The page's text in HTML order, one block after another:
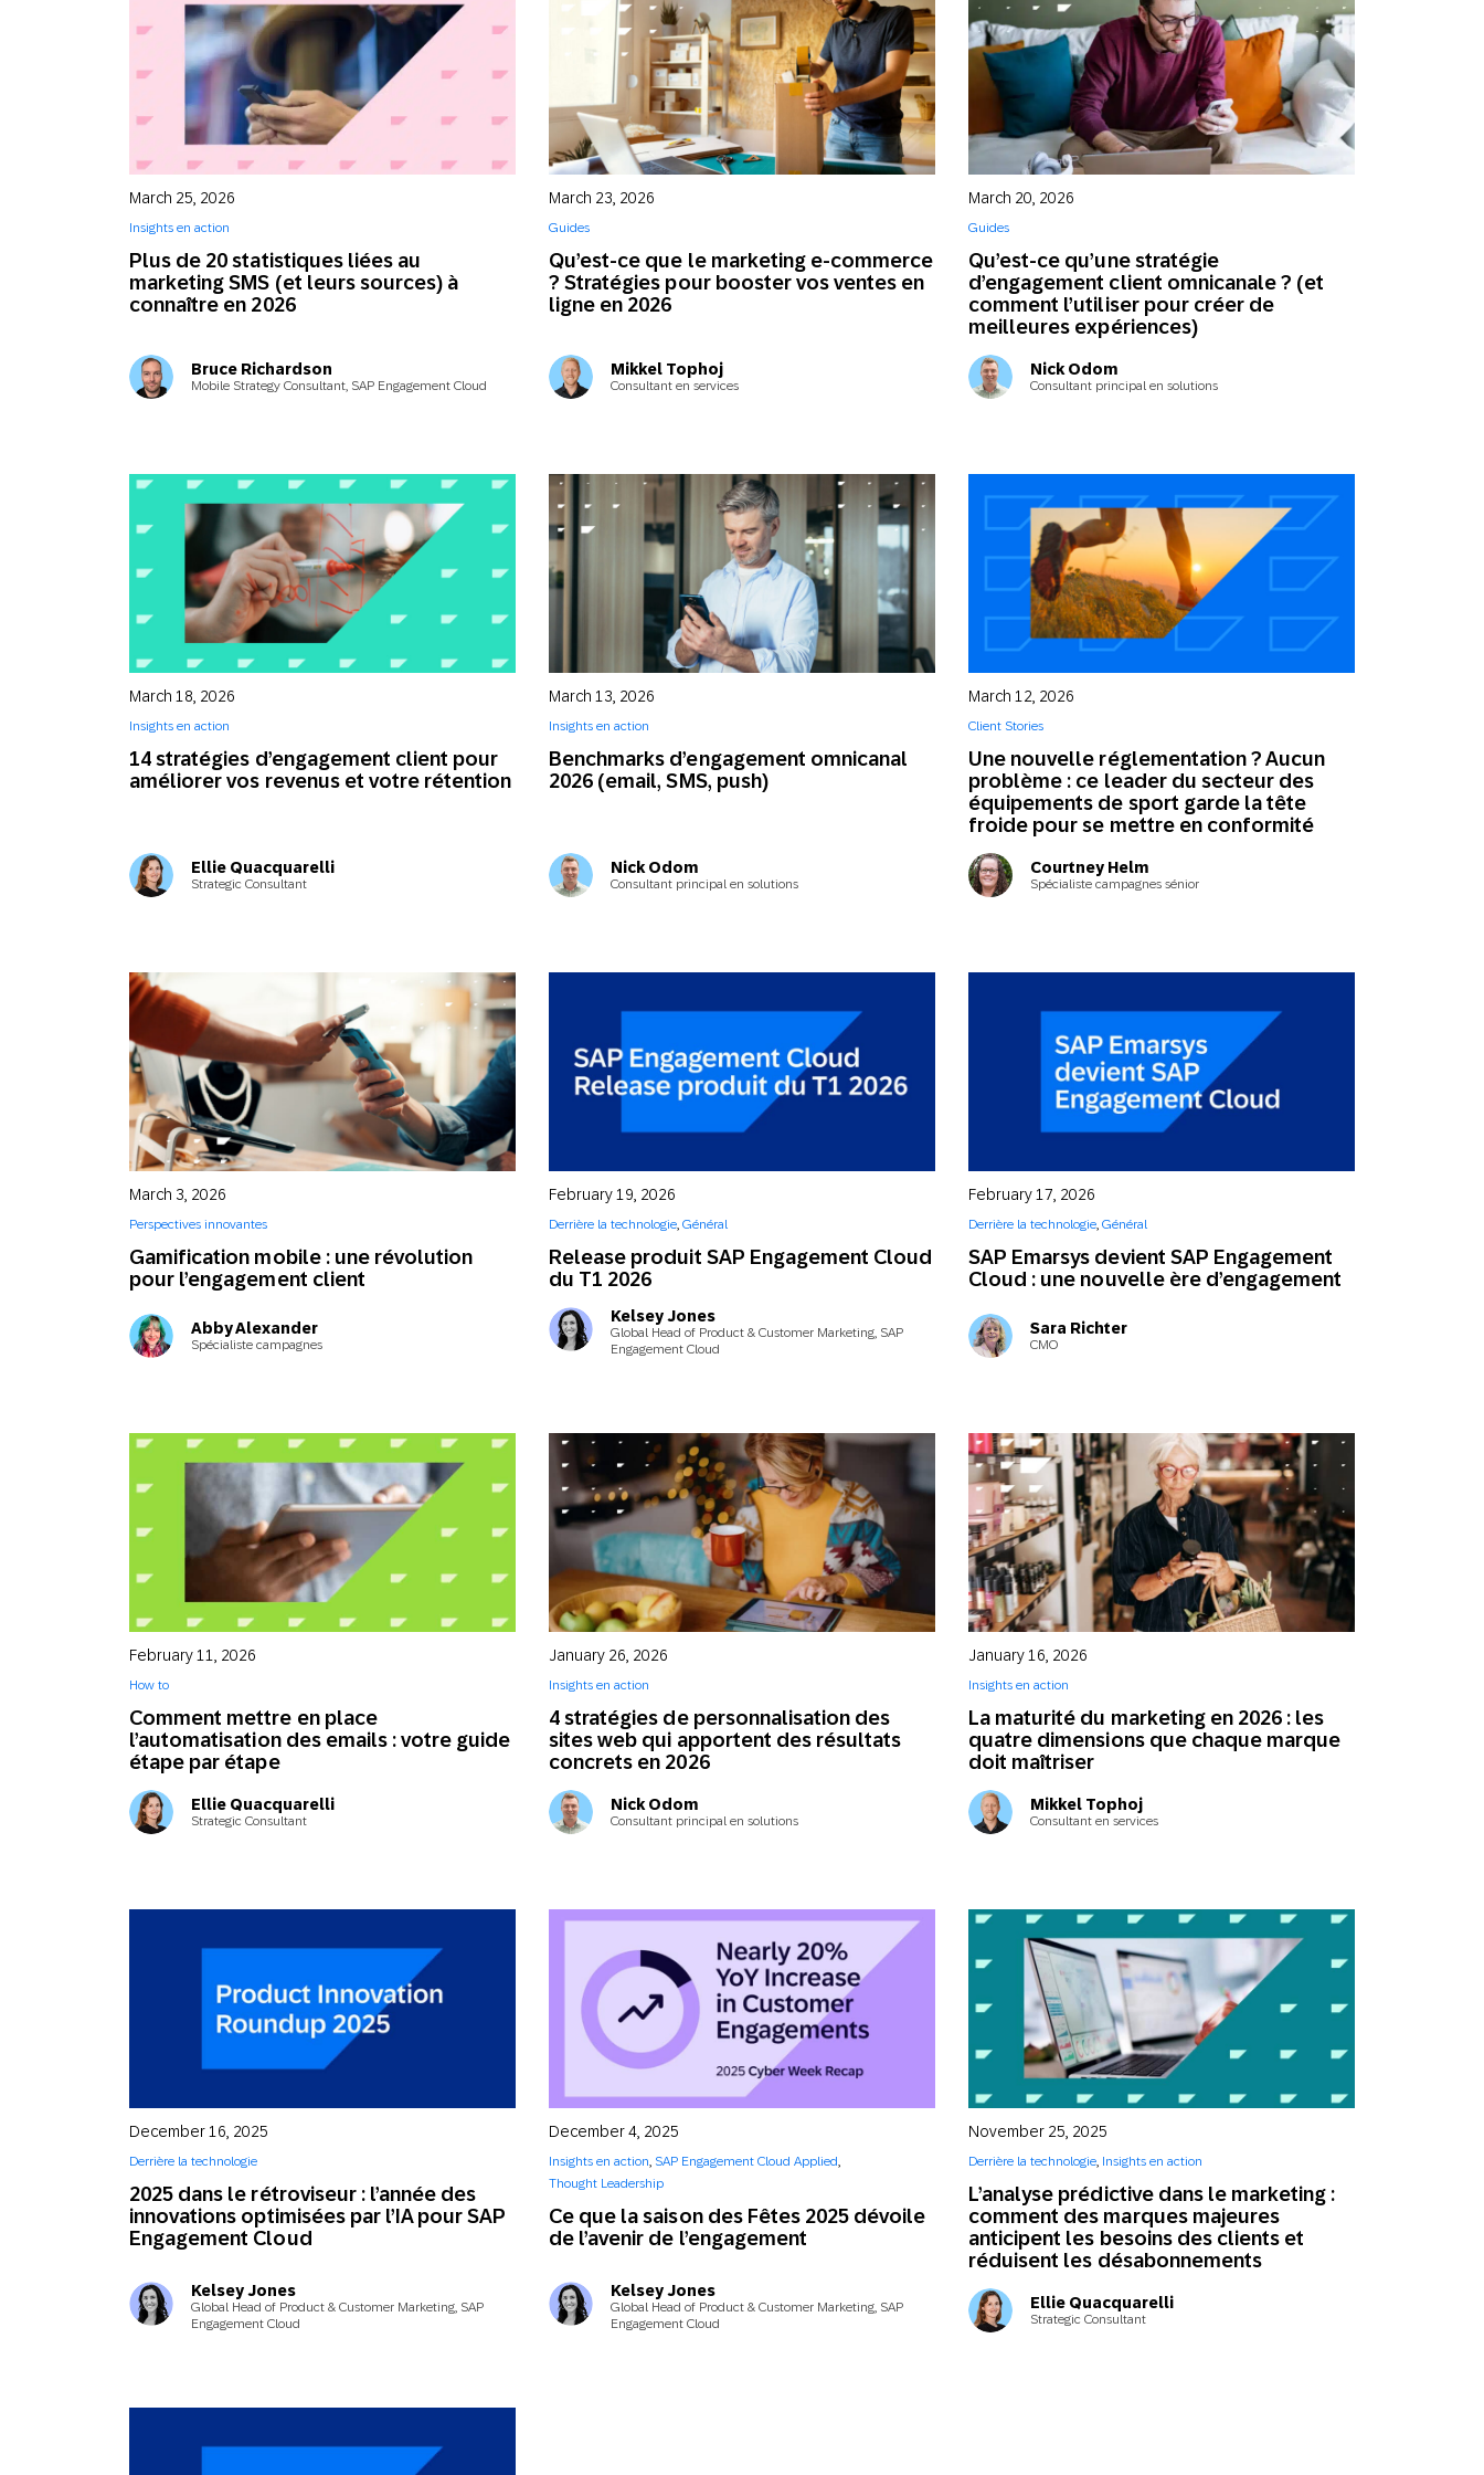
Perspectives innovantes
Plus de 20 statistiques liées au
marketing SMS (et leurs sources) à
connaître en 2026
March 25, 2026
Insights en action
Bruce Richardson
Mobile Strategy Consultant, SAP Engagement Cloud
Qu’est-ce que le marketing e-commerce
? Stratégies pour booster vos ventes en
ligne en 2026
March 23, 2026
Guides
Mikkel Tophoj
Consultant en services
Qu’est-ce qu’une stratégie
d’engagement client omnicanale ? (et
comment l’utiliser pour créer de
meilleures expériences)
March 20, 2026
Guides
Nick Odom
Consultant principal en solutions
14 stratégies d’engagement client pour
améliorer vos revenus et votre rétention
March 18, 2026
Insights en action
Ellie Quacquarelli
Strategic Consultant
Benchmarks d’engagement omnicanal
2026 (email, SMS, push)
March 13, 2026
Insights en action
Nick Odom
Consultant principal en solutions
Une nouvelle réglementation ? Aucun
problème : ce leader du secteur des
équipements de sport garde la tête
froide pour se mettre en conformité
March 12, 2026
Client Stories
Courtney Helm
Spécialiste campagnes sénior
Gamification mobile : une révolution
pour l’engagement client
March 3, 2026
Perspectives innovantes
Abby Alexander
Spécialiste campagnes
Release produit SAP Engagement Cloud
du T1 2026
February 19, 2026
Derrière la technologie, Général
Kelsey Jones
Global Head of Product & Customer Marketing, SAP
Engagement Cloud
SAP Emarsys devient SAP Engagement
Cloud : une nouvelle ère d’engagement
February 17, 2026
Derrière la technologie, Général
Sara Richter
CMO
Comment mettre en place
l’automatisation des emails : votre guide
étape par étape
February 11, 2026
How to
Ellie Quacquarelli
Strategic Consultant
4 stratégies de personnalisation des
sites web qui apportent des résultats
concrets en 2026
January 26, 2026
Insights en action
Nick Odom
Consultant principal en solutions
La maturité du marketing en 2026 : les
quatre dimensions que chaque marque
doit maîtriser
January 16, 2026
Insights en action
Mikkel Tophoj
Consultant en services
2025 dans le rétroviseur : l’année des
innovations optimisées par l’IA pour SAP
Engagement Cloud
December 16, 2025
Derrière la technologie
Kelsey Jones
Global Head of Product & Customer Marketing, SAP
Engagement Cloud
Ce que la saison des Fêtes 2025 dévoile
de l’avenir de l’engagement
December 4, 2025
Insights en action, SAP Engagement Cloud Applied,
Thought Leadership
Kelsey Jones
Global Head of Product & Customer Marketing, SAP
Engagement Cloud
L’analyse prédictive dans le marketing :
comment des marques majeures
anticipent les besoins des clients et
réduisent les désabonnements
November 25, 2025
Derrière la technologie, Insights en action
Ellie Quacquarelli
Strategic Consultant